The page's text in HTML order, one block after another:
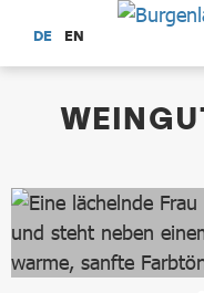
Zum Hauptinhalt
DE EN